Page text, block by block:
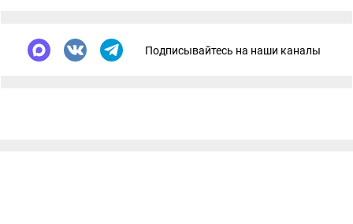
Подписывайтесь на наши каналы